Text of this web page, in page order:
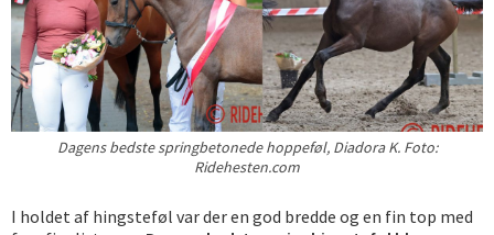
Dagens bedste springbetonede hoppeføl, Diadora K. Foto:
Ridehesten.com
I holdet af hingsteføl var der en god bredde og en fin top med